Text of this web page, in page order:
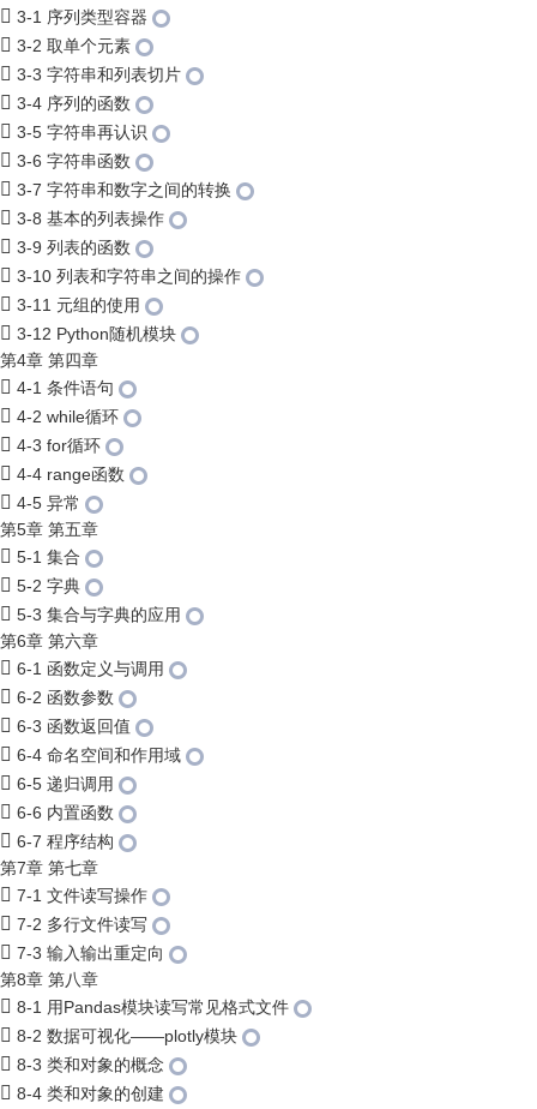
3-1 序列类型容器
3-2 取单个元素
3-3 字符串和列表切片
3-4 序列的函数
3-5 字符串再认识
3-6 字符串函数
3-7 字符串和数字之间的转换
3-8 基本的列表操作
3-9 列表的函数
3-10 列表和字符串之间的操作
3-11 元组的使用
3-12 Python随机模块
第4章 第四章
4-1 条件语句
4-2 while循环
4-3 for循环
4-4 range函数
4-5 异常
第5章 第五章
5-1 集合
5-2 字典
5-3 集合与字典的应用
第6章 第六章
6-1 函数定义与调用
6-2 函数参数
6-3 函数返回值
6-4 命名空间和作用域
6-5 递归调用
6-6 内置函数
6-7 程序结构
第7章 第七章
7-1 文件读写操作
7-2 多行文件读写
7-3 输入输出重定向
第8章 第八章
8-1 用Pandas模块读写常见格式文件
8-2 数据可视化——plotly模块
8-3 类和对象的概念
8-4 类和对象的创建